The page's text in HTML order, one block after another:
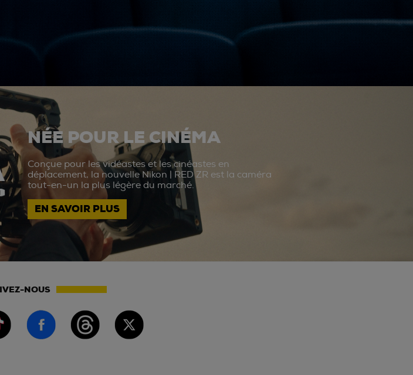
NÉE POUR LE CINÉMA
Conçue pour les vidéastes et les cinéastes en
déplacement, la nouvelle Nikon | RED ZR est la caméra
tout-en-un la plus légère du marché.
EN SAVOIR PLUS
NOUS